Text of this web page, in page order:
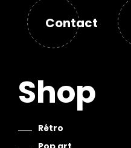
Contact
Shop
Rétro